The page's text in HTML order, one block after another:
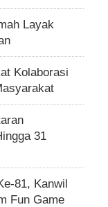
Layak
Kolaborasi
31
81, Kanwil
Fun Game